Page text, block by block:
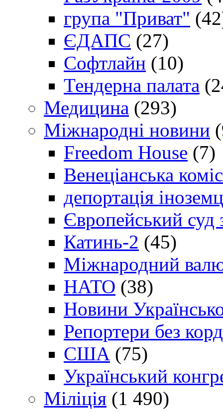
група "Приват"
ЄДАПС (27)
Софтлайн (10)
Тендерна палата
Медицина (293)
Міжнародні новини
Freedom House (7)
Венеціанська
депортація
Європейський
Катинь-2 (45)
Міжнародний
НАТО (38)
Новини
Репортери без
США (75)
Український
Міліція (1 490)